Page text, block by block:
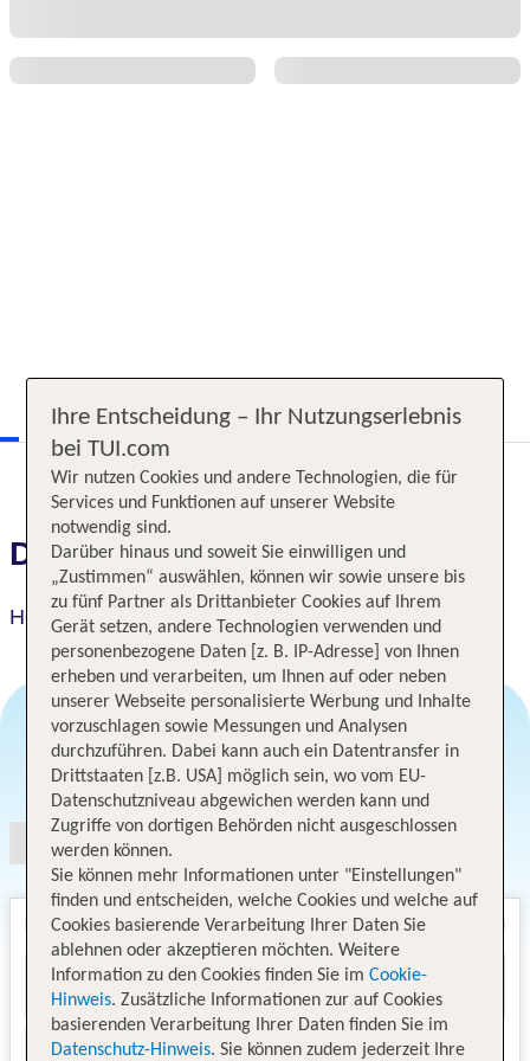
Das erwartet Sie
Hotel Albrecht
Angebotsauswahl
Ihre Entscheidung – Ihr Nutzungserlebnis
bei TUI.com
Wir nutzen Cookies und andere Technologien, die für
Services und Funktionen auf unserer Website
notwendig sind.
Darüber hinaus und soweit Sie einwilligen und
„Zustimmen“ auswählen, können wir sowie unsere bis
zu fünf Partner als Drittanbieter Cookies auf Ihrem
Gerät setzen, andere Technologien verwenden und
personenbezogene Daten [z. B. IP-Adresse] von Ihnen
erheben und verarbeiten, um Ihnen auf oder neben
unserer Webseite personalisierte Werbung und Inhalte
vorzuschlagen sowie Messungen und Analysen
durchzuführen. Dabei kann auch ein Datentransfer in
Drittstaaten [z.B. USA] möglich sein, wo vom EU-
Datenschutzniveau abgewichen werden kann und
Zugriffe von dortigen Behörden nicht ausgeschlossen
werden können.
Sie können mehr Informationen unter "Einstellungen"
finden und entscheiden, welche Cookies und welche auf
Cookies basierende Verarbeitung Ihrer Daten Sie
ablehnen oder akzeptieren möchten. Weitere
Information zu den Cookies finden Sie im Cookie-
Hinweis. Zusätzliche Informationen zur auf Cookies
basierenden Verarbeitung Ihrer Daten finden Sie im
Datenschutz-Hinweis. Sie können zudem jederzeit Ihre